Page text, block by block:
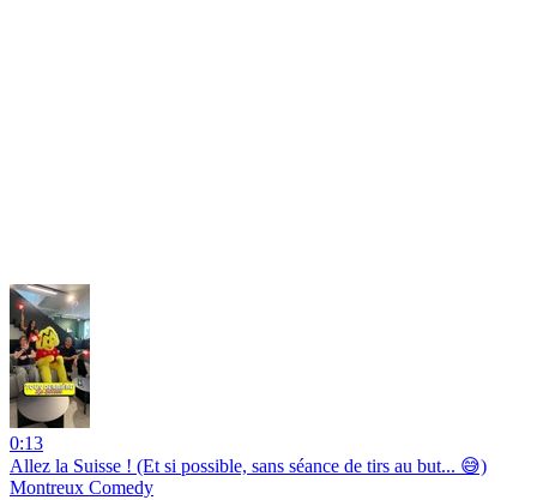
0:13
Allez la Suisse ! (Et si possible, sans séance de tirs au but... 😅)
Montreux Comedy